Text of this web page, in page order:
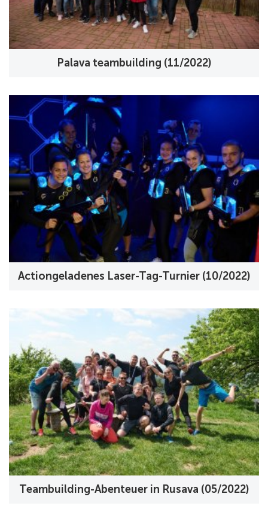
Palava teambuilding (11/2022)
Actiongeladenes Laser-Tag-Turnier (10/2022)
Teambuilding-Abenteuer in Rusava (05/2022)